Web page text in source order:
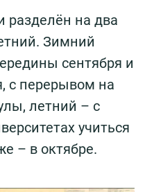
разделён на два
Зимний
сентября и
с перерывом на
летний – с
учиться
– в октябре.